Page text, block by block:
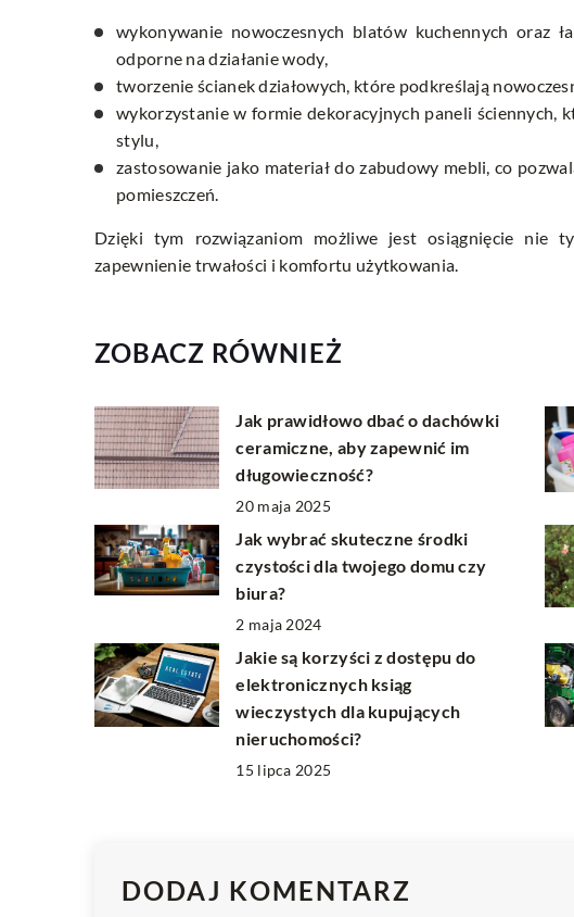
wykonywanie nowoczesnych blatów kuchennych oraz
odporne na działanie wody,
tworzenie ścianek działowych, które podkreślają
wykorzystanie w formie dekoracyjnych paneli ściennych,
stylu,
zastosowanie jako materiał do zabudowy mebli, co
pomieszczeń.
Dzięki tym rozwiązaniom możliwe jest osiągnięcie nie
zapewnienie trwałości i komfortu użytkowania.
ZOBACZ RÓWNIEŻ
Jak prawidłowo dbać o dachówki
ceramiczne, aby zapewnić im
długowieczność?
20 maja 2025
Jak wybrać skuteczne środki
czystości dla twojego domu czy
biura?
2 maja 2024
Jakie są korzyści z dostępu do
elektronicznych ksiąg
wieczystych dla kupujących
nieruchomości?
15 lipca 2025
DODAJ KOMENTARZ